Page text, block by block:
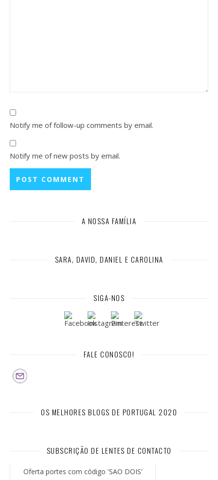
Notify me of follow-up comments by email.
Notify me of new posts by email.
A NOSSA FAMÍLIA
SARA, DAVID, DANIEL E CAROLINA
SIGA-NOS
FALE CONOSCO!
OS MELHORES BLOGS DE PORTUGAL 2020
SUBSCRIÇÃO DE LENTES DE CONTACTO
Oferta portes com código 'SAO DOIS'